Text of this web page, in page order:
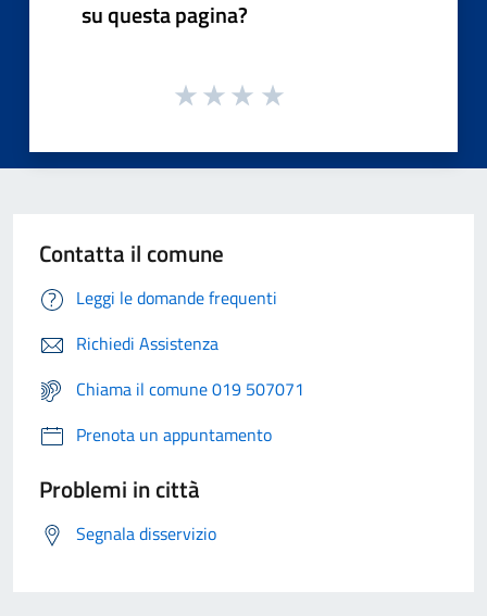
su questa pagina?
Contatta il comune
Leggi le domande frequenti
Richiedi Assistenza
Chiama il comune 019 507071
Prenota un appuntamento
Problemi in città
Segnala disservizio